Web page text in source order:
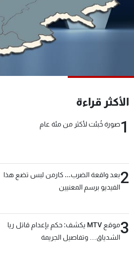
الأكثر قراءة
1صورة خُبئت لأكثر من مئة عام
2بعد واقعة الضرب... كارمن لبس تضع هذا
الفيديو برسم المعنيين
3
موقع MTV يكشف: حكم بإعدام قاتل ريا
الشدياق… وتفاصيل الجريمة
جدول البرامج
شاهد البرامج
الترددات
الإنـتـاج
تواصل معنا